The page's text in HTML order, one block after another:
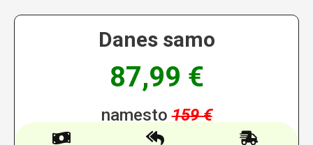
Danes samo
87,99 €
namesto159 €